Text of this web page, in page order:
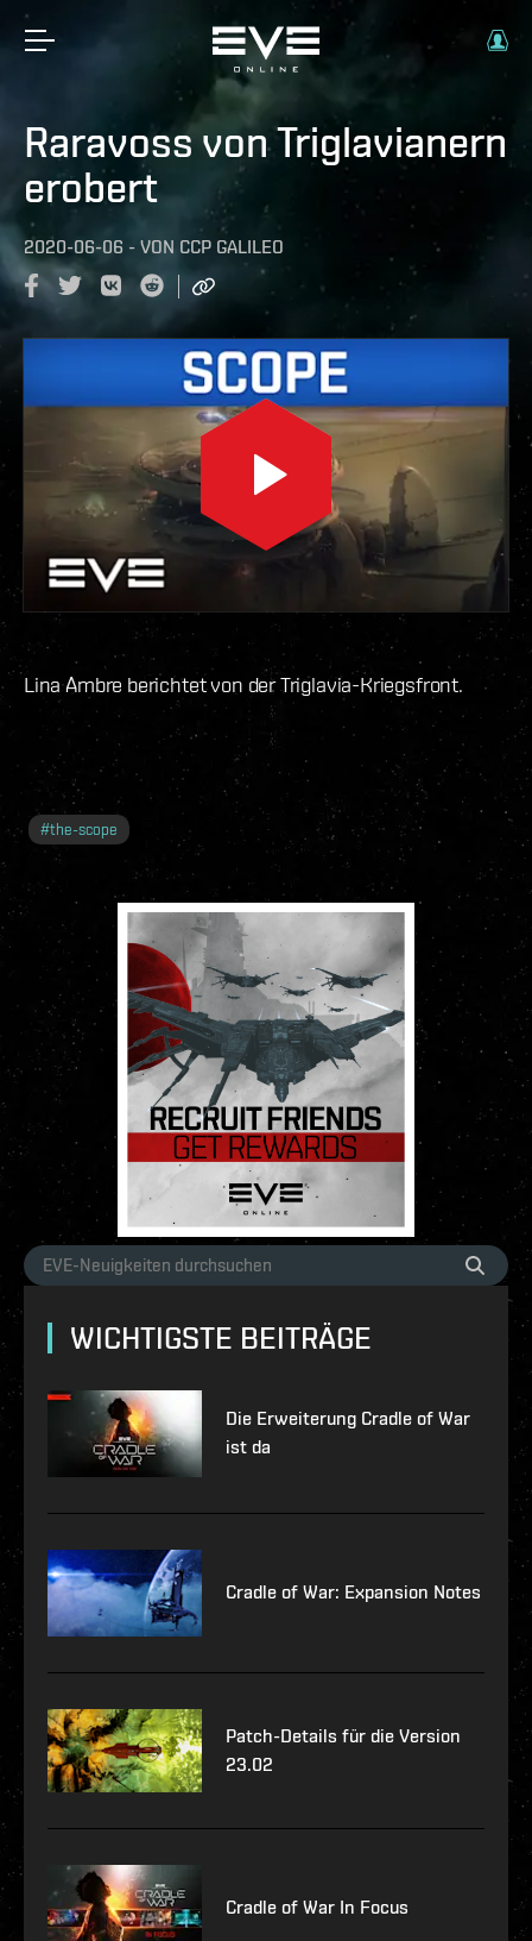
Raravoss von Triglavianern
erobert
2020-06-06 - VON CCP GALILEO
Lina Ambre berichtet von der Triglavia-Kriegsfront.
#the-scope
WICHTIGSTE BEITRÄGE
Die Erweiterung Cradle of War
ist da
Cradle of War: Expansion Notes
Patch-Details für die Version
23.02
Cradle of War In Focus